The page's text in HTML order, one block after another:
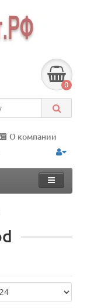
0
О компании